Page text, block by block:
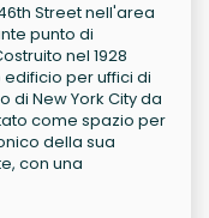
Street nell'area
punto di
nel 1928
edificio per uffici di
di New York City da
come spazio per
della sua
con una